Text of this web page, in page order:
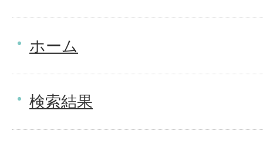
ホーム
検索結果